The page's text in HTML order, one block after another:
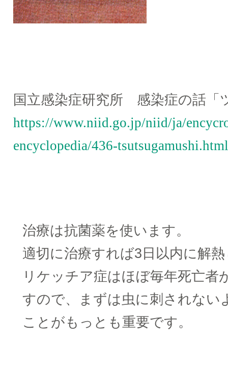
国立感染症研究所 感染症の話「
https://www.niid.go.jp/niid/ja/
encyclopedia/436-tsutsugamushi.html
治療は抗菌薬を使います。
適切に治療すれば3日以内に解
リケッチア症はほぼ毎年死亡者
すので、まずは虫に刺されない
ことがもっとも重要です。